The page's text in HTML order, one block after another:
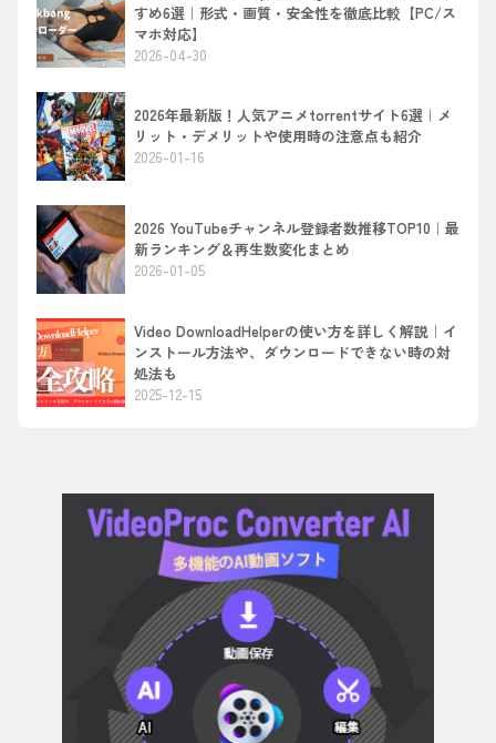
すめ6選｜形式・画質・安全性を徹底比較【PC/ス
マホ対応】
2026-04-30
2026年最新版！人気アニメtorrentサイト6選｜メ
リット・デメリットや使用時の注意点も紹介
2026-01-16
2026 YouTubeチャンネル登録者数推移TOP10｜最
新ランキング＆再生数変化まとめ
2026-01-05
Video DownloadHelperの使い方を詳しく解説｜イ
ンストール方法や、ダウンロードできない時の対
処法も
2025-12-15